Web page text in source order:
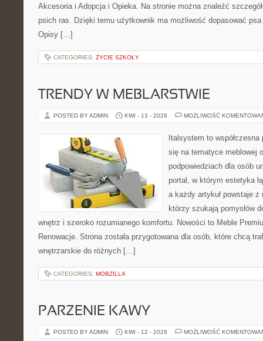
Akcesoria i Adopcja i Opieka. Na stronie można znaleźć
psich ras. Dzięki temu użytkownik ma możliwość dopasować
Opisy […]
CATEGORIES: ŻYCIE SZKOŁY
TRENDY W MEBLARSTWIE
POSTED BY ADMIN KWI - 13 - 2026 MOŻLIWOŚĆ
Italsystem to
się na tematyce meblowej
podpowiedziach dla osób
portal, w którym estetyka
a każdy artykuł powstaje
którzy szukają pomysłów
wnętrz i szeroko rozumianego komfortu. Nowości to Meble
Renowacje. Strona została przygotowana dla osób, które chcą
wnętrzarskie do różnych […]
CATEGORIES: MOBZILLA
PARZENIE KAWY
POSTED BY ADMIN KWI - 12 - 2026 MOŻLIWOŚĆ